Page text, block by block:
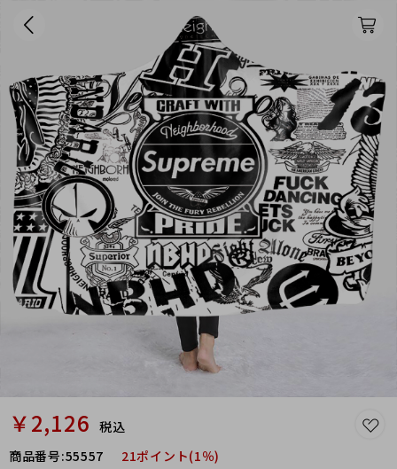
￥2,126 税込
商品番号:55557 21ポイント(1％)